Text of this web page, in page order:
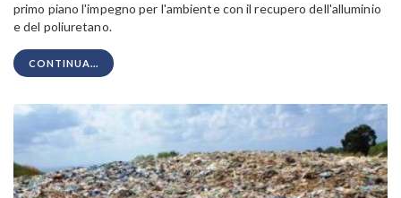
primo piano l'impegno per l'ambiente con il recupero dell'alluminio
e del poliuretano.
CONTINUA...